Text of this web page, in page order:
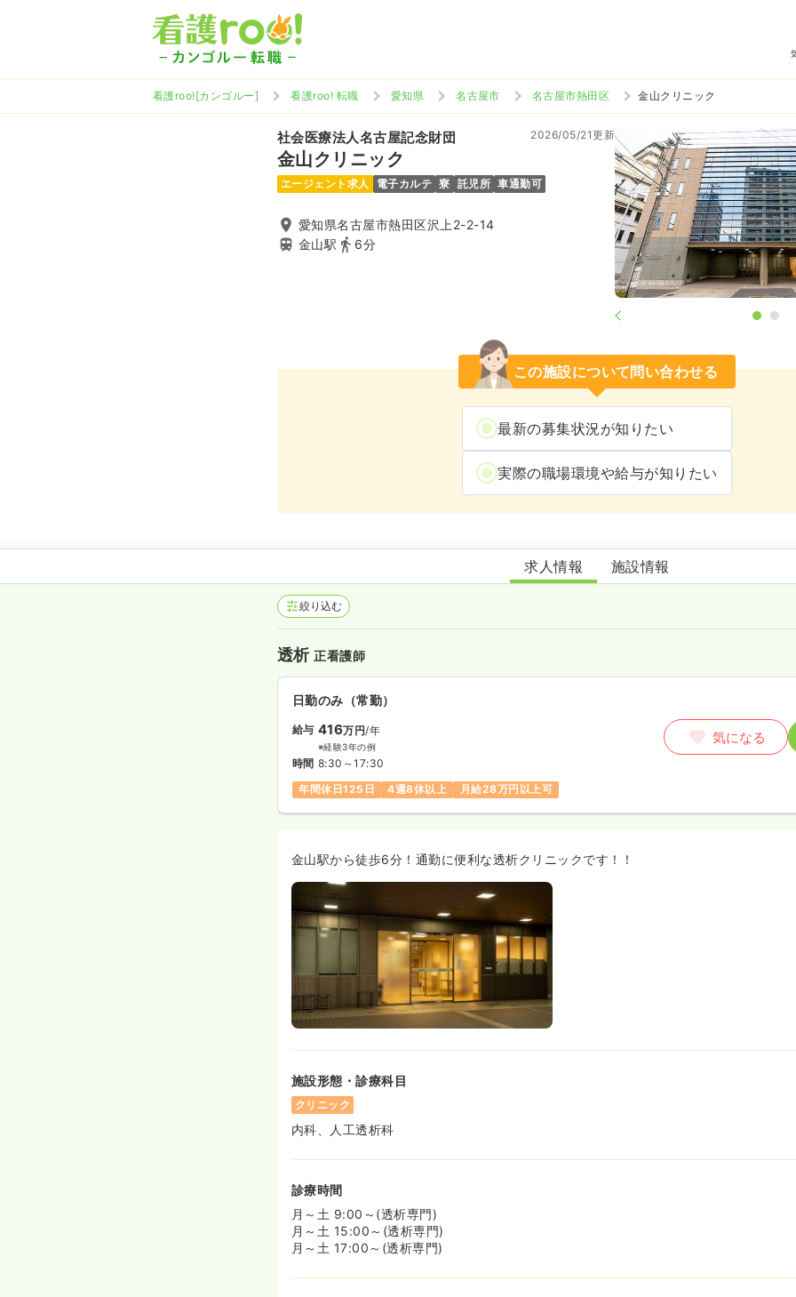
看護roo![カンゴルー] 看護roo! 転職 愛知県 名古屋市 名古屋市熱田区 金山クリニック
社会医療法人名古屋記念財団
金山クリニック
2026/05/21更新
エージェント求人 電子カルテ 寮 託児所 車通勤可
愛知県名古屋市熱田区沢上2-2-14
金山駅
6分
この施設について問い合わせる
最新の募集状況が知りたい
実際の職場環境や給与が知りたい
金山クリニック
求人情報 施設情報
絞り込む
透析正看護師
日勤のみ（常勤）
給与 416万円/年
※経験3年の例
時間 8:30～17:30
年間休日125日
4週8休以上 月給28万円以上可
気になる
金山駅から徒歩6分！通勤に便利な透析クリニックです！！
施設形態・診療科目
クリニック
内科、人工透析科
診療時間
月～土 9:00～(透析専門)
月～土 15:00～(透析専門)
月～土 17:00～(透析専門)